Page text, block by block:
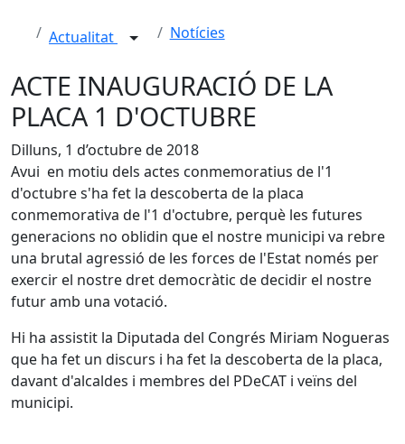
Actualitat Notícies
ACTE INAUGURACIÓ DE LA
PLACA 1 D'OCTUBRE
Dilluns, 1 d’octubre de 2018
Avui en motiu dels actes conmemoratius de l'1
d'octubre s'ha fet la descoberta de la placa
conmemorativa de l'1 d'octubre, perquè les futures
generacions no oblidin que el nostre municipi va rebre
una brutal agressió de les forces de l'Estat només per
exercir el nostre dret democràtic de decidir el nostre
futur amb una votació.
Hi ha assistit la Diputada del Congrés Miriam Nogueras
que ha fet un discurs i ha fet la descoberta de la placa,
davant d'alcaldes i membres del PDeCAT i veïns del
municipi.